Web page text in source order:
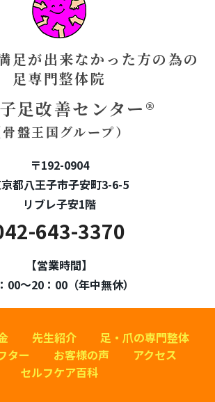
足が出来なかった方の為の
足専門整体院
足改善センター®
骨盤王国グループ）
〒192-0904
都八王子市子安町3-6-5
リブレ子安1階
643-3370
【営業時間】
00～20：00（年中無休）
先生紹介
足・爪の専門整体
ター
お客様の声
アクセス
セルフケア百科